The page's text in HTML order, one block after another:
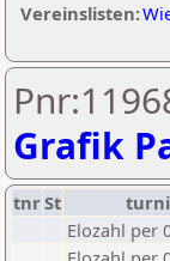
Vereinslisten:
Grafik
tnrSt
Elozahl per